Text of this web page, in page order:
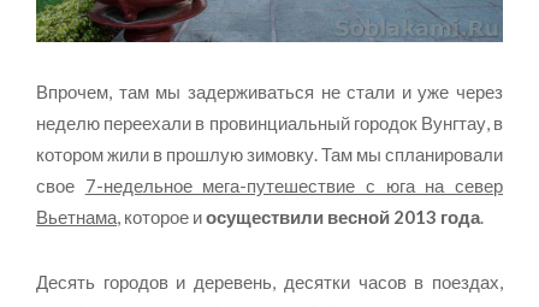
Впрочем, там мы задерживаться не стали и уже через
неделю переехали в провинциальный городок Вунгтау, в
котором жили в прошлую зимовку. Там мы спланировали
свое 7-недельное мега-путешествие с юга на север
Вьетнама, которое иосуществили весной 2013 года.
Десять городов и деревень, десятки часов в поездах,